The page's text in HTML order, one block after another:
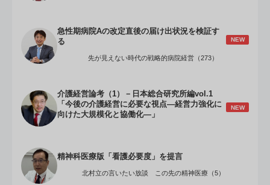
急性期病院Aの改定直後の届け出状況を検証す
る
NEW
先が見えない時代の戦略的病院経営（273）
介護経営論考（1）－日本総合研究所編vol.1
「今後の介護経営に必要な視点―経営力強化に
向けた大規模化と協働化―」
NEW
精神科医療版「看護必要度」を提言
北村立の言いたい放談 この先の精神医療（5）